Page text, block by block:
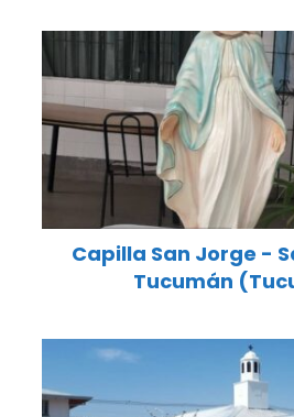
Capilla San Jorge -
Tucumán